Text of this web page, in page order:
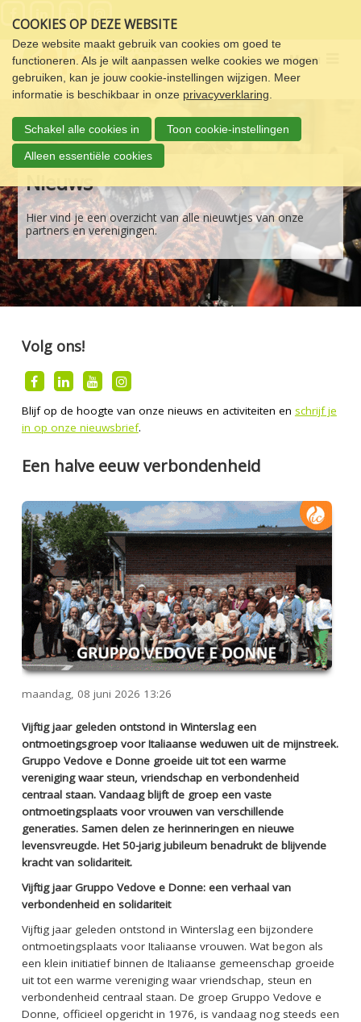
links
over
Spring
naar
de
navigatie
Spring
naar
de
inhoud
COOKIES OP DEZE WEBSITE
Deze website maakt gebruik van cookies om goed te
functioneren. Als je wilt aanpassen welke cookies we mogen
gebruiken, kan je jouw cookie-instellingen wijzigen. Meer
informatie is beschikbaar in onze privacyverklaring
Schakel alle cookies in Toon cookie-instellingen
Alleen essentiële cookies
Menu
Nieuws
Hier vind je een overzicht van alle nieuwtjes van onze
partners en verenigingen.
Volg ons!
Blijf op de hoogte van onze nieuws en activiteiten en schrijf je
in op onze nieuwsbrief.
Een halve eeuw verbondenheid
maandag, 08 juni 2026 13:26
Vijftig jaar geleden ontstond in Winterslag een
ontmoetingsgroep voor Italiaanse weduwen uit de mijnstreek.
Gruppo Vedove e Donne groeide uit tot een warme
vereniging waar steun, vriendschap en verbondenheid
centraal staan. Vandaag blijft de groep een vaste
ontmoetingsplaats voor vrouwen van verschillende
generaties. Samen delen ze herinneringen en nieuwe
levensvreugde. Het 50-jarig jubileum benadrukt de blijvende
kracht van solidariteit.
Vijftig jaar Gruppo Vedove e Donne: een verhaal van
verbondenheid en solidariteit
Vijftig jaar geleden ontstond in Winterslag een bijzondere
ontmoetingsplaats voor Italiaanse vrouwen. Wat begon als
een klein initiatief binnen de Italiaanse gemeenschap groeide
uit tot een warme vereniging waar vriendschap, steun en
verbondenheid centraal staan. De groep Gruppo Vedove e
Donne, officieel opgericht in 1976, is vandaag nog steeds een